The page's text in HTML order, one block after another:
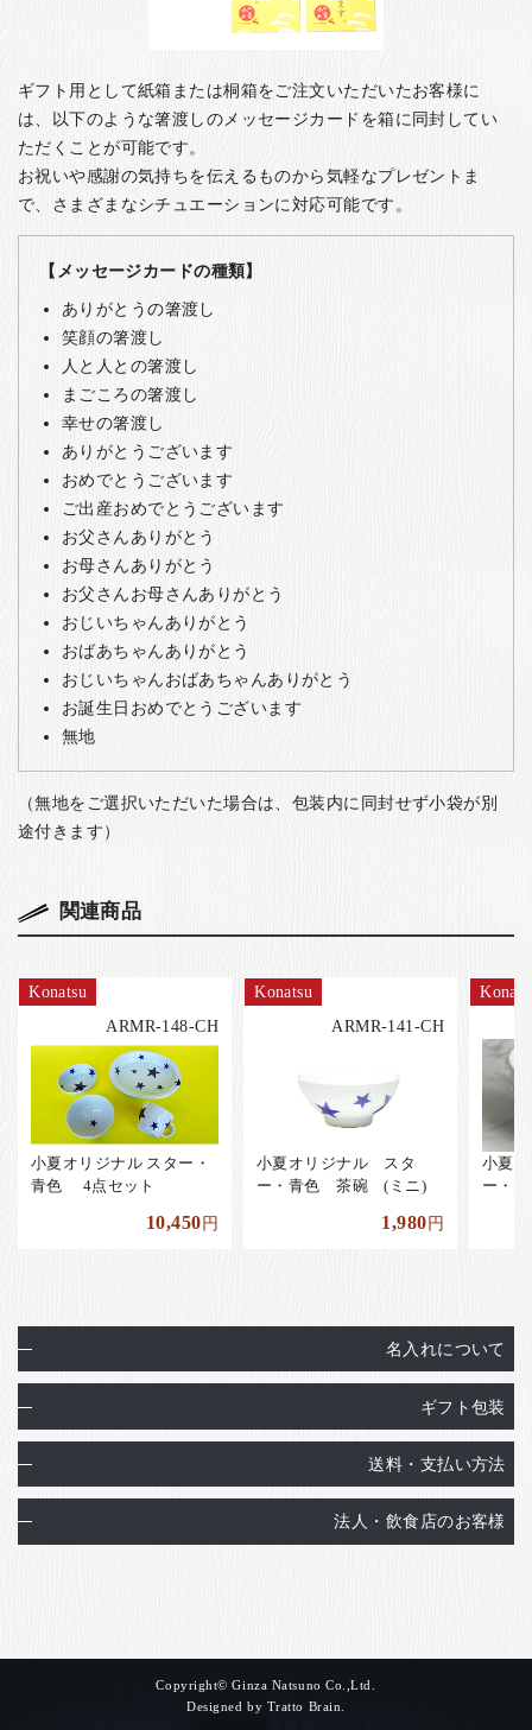
ギフト用として紙箱または桐箱をご注文いただいたお客様に
は、以下のような箸渡しのメッセージカードを箱に同封してい
ただくことが可能です。
お祝いや感謝の気持ちを伝えるものから気軽なプレゼントま
で、さまざまなシチュエーションに対応可能です。
【メッセージカードの種類】
ありがとうの箸渡し
笑顔の箸渡し
人と人との箸渡し
まごころの箸渡し
幸せの箸渡し
ありがとうございます
おめでとうございます
ご出産おめでとうございます
お父さんありがとう
お母さんありがとう
お父さんお母さんありがとう
おじいちゃんありがとう
おばあちゃんありがとう
おじいちゃんおばあちゃんありがとう
お誕生日おめでとうございます
無地
（無地をご選択いただいた場合は、包装内に同封せず小袋が別
途付きます）
関連商品
Konatsu
ARMR-148-CH
小夏オリジナル スター・
青色 4点セット
10,450円
Konatsu
ARMR-141-CH
小夏オリジナル スタ
ー・青色 茶碗 (ミニ)
1,980円
小夏
ー・
名入れについて
ギフト包装
送料・支払い方法
法人・飲食店のお客様
Copyright© Ginza Natsuno Co.,Ltd.
Designed by Tratto Brain